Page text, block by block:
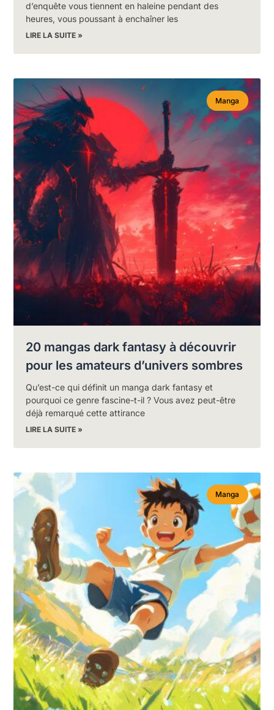
d’enquête vous tiennent en haleine pendant des
heures, vous poussant à enchaîner les
LIRE LA SUITE »
Manga
20 mangas dark fantasy à découvrir
pour les amateurs d’univers sombres
Qu’est-ce qui définit un manga dark fantasy et
pourquoi ce genre fascine-t-il ? Vous avez peut-être
déjà remarqué cette attirance
LIRE LA SUITE »
Manga